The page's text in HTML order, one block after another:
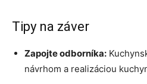
Tipy na záver
Zapojte odborníka:
návrhom a realizáciou